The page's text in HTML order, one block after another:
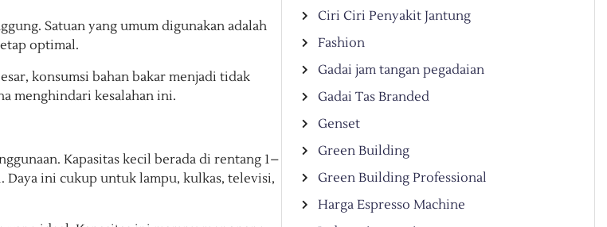
Satuan yang umum digunakan adalah
optimal.
konsumsi bahan bakar menjadi tidak
menghindari kesalahan ini.
Kapasitas kecil berada di rentang 1–
Daya ini cukup untuk lampu, kulkas, televisi,
Ciri Ciri Penyakit Jantung
Fashion
Gadai jam tangan pegadaian
Gadai Tas Branded
Genset
Green Building
Green Building Professional
Harga Espresso Machine